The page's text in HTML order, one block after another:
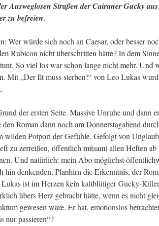
Ausweglosen Straßen der Cairaner Gucky
zubefreien.
Wer würde sich noch an Caesar, oder besser
Rubicon nicht überschritten hätte? In dem
So viel los war schon lange nicht mehr. Und
Mit „Der Ilt muss sterben!“ von Leo Lukas
der ersten Seite. Massive Unruhe und dann
Roman dann noch am Donnerstagabend
wilden Potpori der Gefühle. Gefolgt von
zu zerreißen, öffentlich mitsamt allen Heften
Und natürlich: mein Abo möglichst
hin denkenden, Planhirn die Erkenntnis, der
ist im Herzen kein kaltblütiger Gucky-
übers Herz gebracht hätte, wenn es nicht
gewesen wäre. Er hat, emotionslos
nur passieren“?